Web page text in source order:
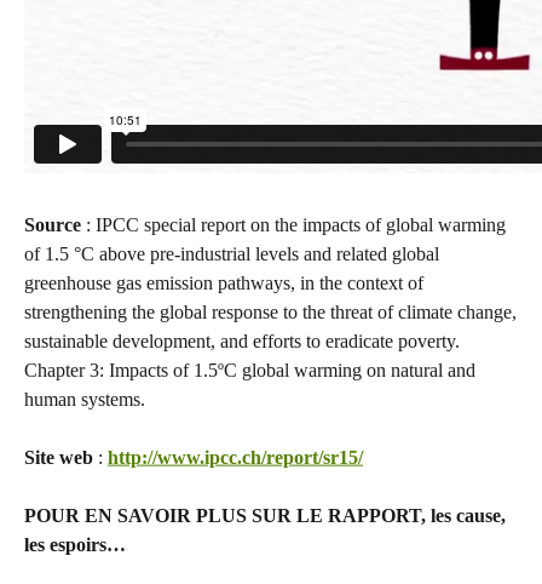
Source : IPCC special report on the impacts of global warming
of 1.5 °C above pre-industrial levels and related global
greenhouse gas emission pathways, in the context of
strengthening the global response to the threat of climate change,
sustainable development, and efforts to eradicate poverty.
Chapter 3: Impacts of 1.5ºC global warming on natural and
human systems.
Site web : http://www.ipcc.ch/report/sr15/
POUR EN SAVOIR PLUS SUR LE RAPPORT, les cause,
les espoirs…